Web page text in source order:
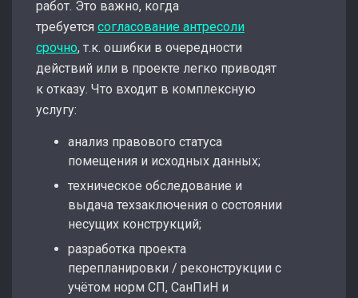
работ. Это важно, когда
требуется согласование антресоли
срочно, т.к. ошибки в очередности
действий или в проекте легко приводят
к отказу. Что входит в комплексную
услугу:
анализ правового статуса
помещения и исходных данных;
техническое обследование и
выдача техзаключения о состоянии
несущих конструкций;
разработка проекта
перепланировки / реконструкции с
учётом норм СП, СанПиН и